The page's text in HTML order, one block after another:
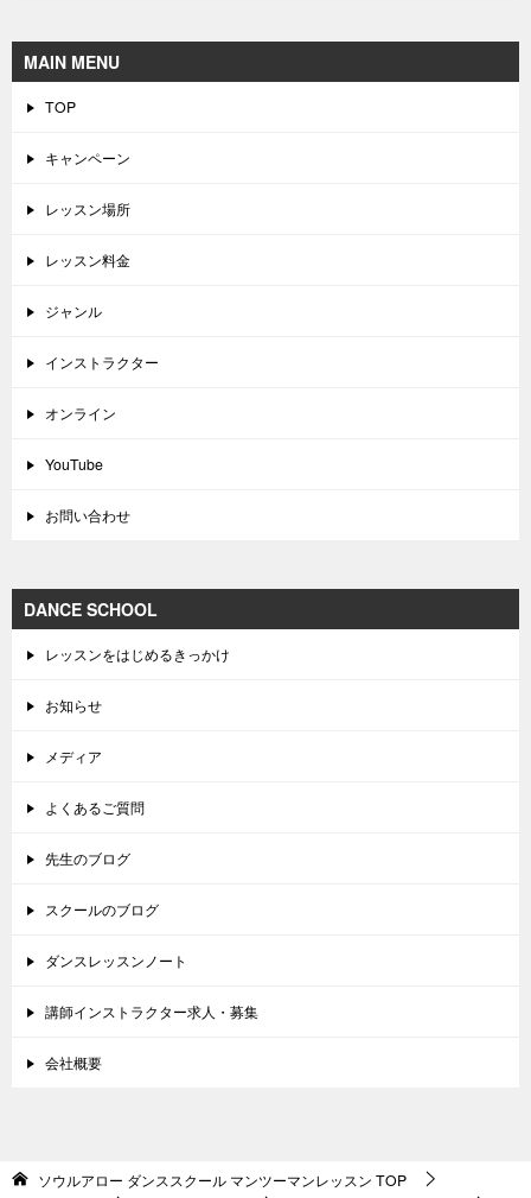
MAIN MENU
TOP
キャンペーン
レッスン場所
レッスン料金
ジャンル
インストラクター
オンライン
YouTube
お問い合わせ
DANCE SCHOOL
レッスンをはじめるきっかけ
お知らせ
メディア
よくあるご質問
先生のブログ
スクールのブログ
ダンスレッスンノート
講師インストラクター求人・募集
会社概要
ソウルアロー ダンススクール マンツーマンレッスン TOP